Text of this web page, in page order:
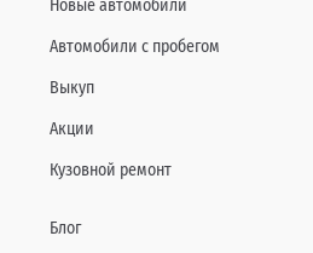
Новые автомобили
Автомобили с пробегом
Выкуп
Акции
Кузовной ремонт
Блог